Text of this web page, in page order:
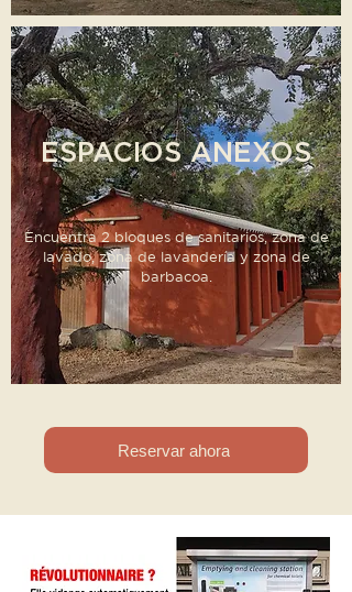
ESPACIOS ANEXOS
Encuentra 2 bloques de sanitarios, zona de
lavado, zona de lavandería y zona de
barbacoa.
Reservar ahora